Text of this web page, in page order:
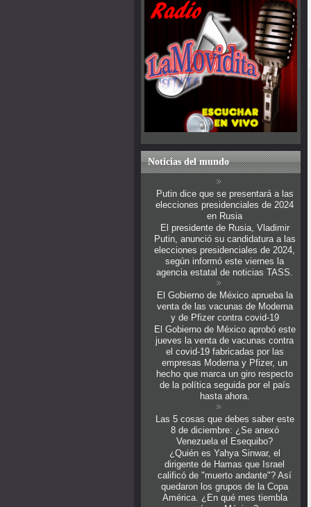
Noticias del mundo
Putin dice que se presentará a las
elecciones presidenciales de 2024
en Rusia
El presidente de Rusia, Vladimir
Putin, anunció su candidatura a las
elecciones presidenciales de 2024,
según informó este viernes la
agencia estatal de noticias TASS.
El Gobierno de México aprueba la
venta de las vacunas de Moderna
y de Pfizer contra covid-19
El Gobierno de México aprobó este
jueves la venta de vacunas contra
el covid-19 fabricadas por las
empresas Moderna y Pfizer, un
hecho que marca un giro respecto
de la política seguida por el país
hasta ahora.
Las 5 cosas que debes saber este
8 de diciembre: ¿Se anexó
Venezuela el Esequibo?
¿Quién es Yahya Sinwar, el
dirigente de Hamas que Israel
calificó de "muerto andante"? Así
quedaron los grupos de la Copa
América. ¿En qué mes tiembla